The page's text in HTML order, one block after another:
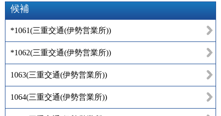
候補
*1061(三重交通(伊勢営業所))
*1062(三重交通(伊勢営業所))
1063(三重交通(伊勢営業所))
1064(三重交通(伊勢営業所))